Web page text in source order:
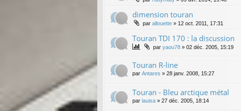
dimension touran
par allouette » 12 oct. 2011, 17:31
Touran TDI 170 : la discussion
par yaou78 » 02 déc. 2005, 15:19
Touran R-line
par Antares » 28 janv. 2008, 15:27
Touran - Bleu arctique métal
par lauisa » 27 déc. 2005, 18:14